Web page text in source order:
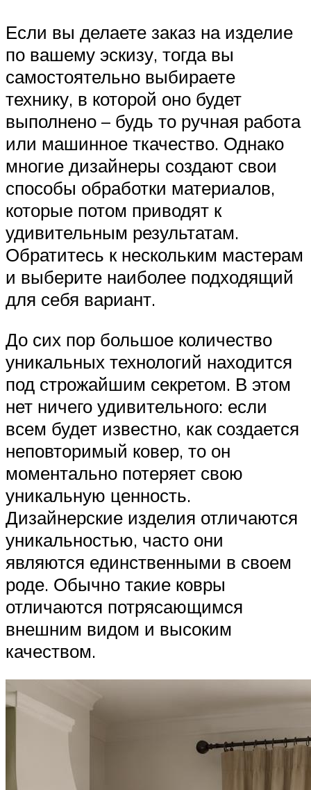
Если вы делаете заказ на изделие
по вашему эскизу, тогда вы
самостоятельно выбираете
технику, в которой оно будет
выполнено – будь то ручная работа
или машинное ткачество. Однако
многие дизайнеры создают свои
способы обработки материалов,
которые потом приводят к
удивительным результатам.
Обратитесь к нескольким мастерам
и выберите наиболее подходящий
для себя вариант.
До сих пор большое количество
уникальных технологий находится
под строжайшим секретом. В этом
нет ничего удивительного: если
всем будет известно, как создается
неповторимый ковер, то он
моментально потеряет свою
уникальную ценность.
Дизайнерские изделия отличаются
уникальностью, часто они
являются единственными в своем
роде. Обычно такие ковры
отличаются потрясающимся
внешним видом и высоким
качеством.